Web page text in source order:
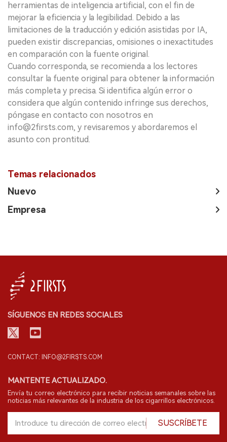
herramientas de inteligencia artificial, con el fin de
mejorar la eficiencia y la legibilidad. Debido a las
limitaciones de la traducción y edición asistidas por IA,
pueden existir discrepancias, omisiones o inexactitudes
en comparación con la fuente original.
Cuando corresponda, se recomienda a los lectores
consultar la fuente original para obtener la información
más completa y precisa. Si identifica algún error o
considera que algún contenido infringe sus derechos,
póngase en contacto con nosotros en
info@2firsts.com, y revisaremos y abordaremos el
asunto con prontitud.
Temas relacionados
Nuevo
Empresa
SÍGUENOS EN REDES SOCIALES
CONTACT: INFO@2FIRSTS.COM
MANTENTE ACTUALIZADO.
Envía tu correo electrónico para recibir noticias semanales sobre las
noticias más relevantes de la industria de los cigarrillos electrónicos.
SUSCRÍBETE